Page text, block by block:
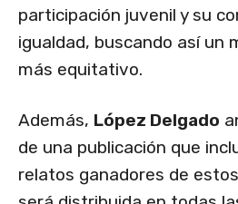
participación juvenil y su
igualdad, buscando así un
más equitativo.
Además, López Delgado
de una publicación que
relatos ganadores de